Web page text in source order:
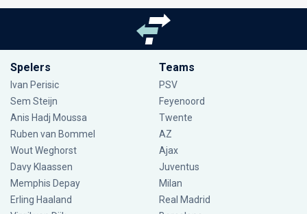
Spelers
Ivan Perisic
Sem Steijn
Anis Hadj Moussa
Ruben van Bommel
Wout Weghorst
Davy Klaassen
Memphis Depay
Erling Haaland
Teams
PSV
Feyenoord
Twente
AZ
Ajax
Juventus
Milan
Real Madrid